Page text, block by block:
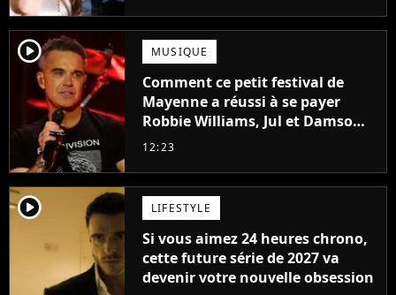
player2 MUSIQUE
Comment ce petit festival de
Mayenne a réussi à se payer
Robbie Williams, Jul et Damso
cette année ?
12:23
player2 LIFESTYLE
Si vous aimez 24 heures chrono,
cette future série de 2027 va
devenir votre nouvelle obsession